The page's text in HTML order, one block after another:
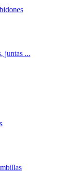
juntas ...